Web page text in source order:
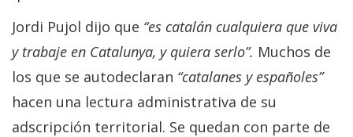
Jordi Pujol dijo que “es catalán cualquiera que viva
y trabaje en Catalunya, y quiera serlo”. Muchos de
los que se autodeclaran “catalanes y españoles”
hacen una lectura administrativa de su
adscripción territorial. Se quedan con parte de